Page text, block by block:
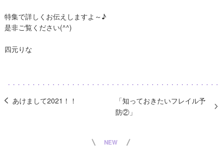
特集で詳しくお伝えしますよ～♪
是非ご覧ください(^^)
四元りな
あけまして2021！！
「知っておきたいフレイル予
防②」
NEW